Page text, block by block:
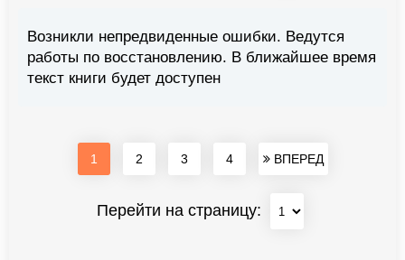
Возникли непредвиденные ошибки. Ведутся
работы по восстановлению. В ближайшее время
текст книги будет доступен
1 2 3 4 ВПЕРЕД
Перейти на страницу: